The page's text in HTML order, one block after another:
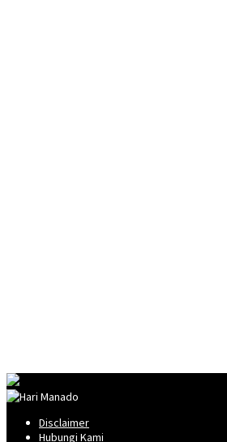
Disclaimer
Hubungi Kami